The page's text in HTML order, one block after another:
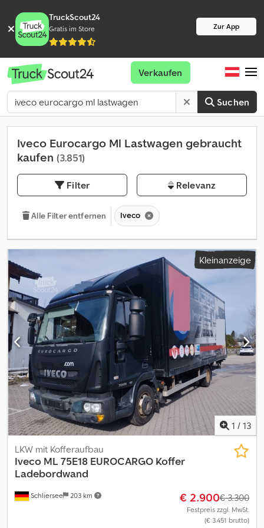
TruckScout24
Gratis im Store Zur App
Suchen
Verkaufen
Iveco Eurocargo Ml Lastwagen gebraucht
kaufen (3.851)
Filter Relevanz
Alle Filter entfernen Iveco
Kleinanzeige
1 / 13
Schliersee 203 km
LKW mit Kofferaufbau
Iveco ML 75E18 EUROCARGO Koffer
Ladebordwand
€ 2.900€ 3.300
Festpreis zzgl. MwSt.
(€ 3.451 brutto)